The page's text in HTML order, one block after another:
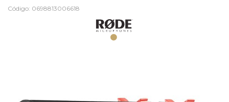
Código: 0698813006618